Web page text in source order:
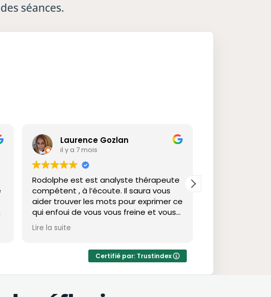
séances.
Laurence Gozlan
il y a 7 mois
Rodolphe est est analyste thérapeute
compétent , à l’écoute. Il saura vous
aider trouver les mots pour exprimer ce
qui enfoui de vous vous freine et vous
empêche d’évoluer. Je le recommande
vivement . Il est toujours difficile de
aidera à vous libérer.
Lire la suite
Certifié par: Trustindex